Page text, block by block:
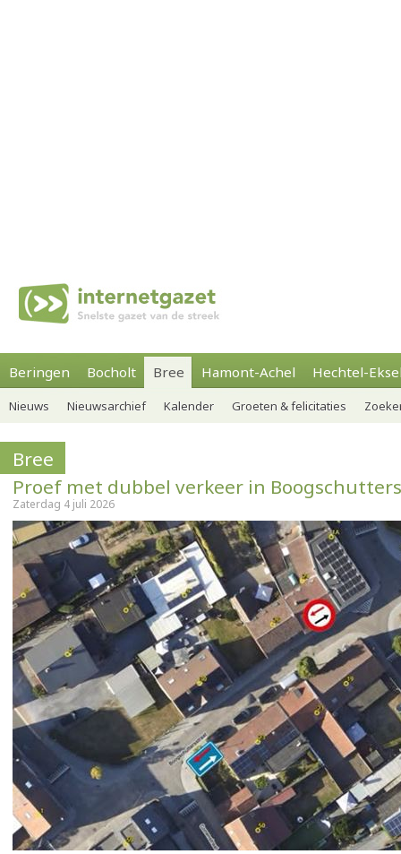
Beringen Bocholt Bree Hamont-Achel Hechtel-
Nieuws Nieuwsarchief Kalender Groeten & felicitaties
Bree
Proef met dubbel verkeer in
Zaterdag 4 juli 2026